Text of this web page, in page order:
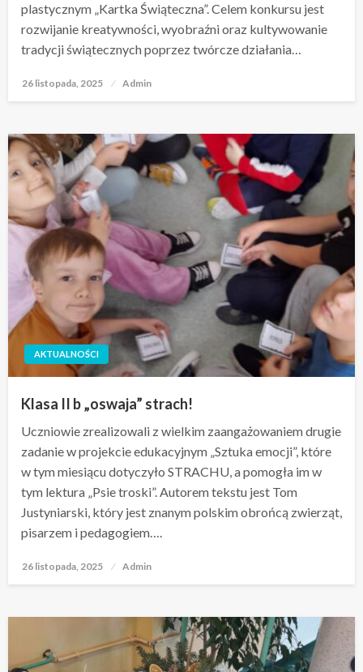
plastycznym „Kartka Świąteczna”. Celem konkursu jest
rozwijanie kreatywności, wyobraźni oraz kultywowanie
tradycji świątecznych poprzez twórcze działania…
Opublikowane
26 listopada, 2025 Admin
AKTUALNOŚCI
Klasa II b „oswaja” strach!
Uczniowie zrealizowali z wielkim zaangażowaniem drugie
zadanie w projekcie edukacyjnym „Sztuka emocji”, które
w tym miesiącu dotyczyło STRACHU, a pomogła im w
tym lektura „Psie troski”. Autorem tekstu jest Tom
Justyniarski, który jest znanym polskim obrońcą zwierząt,
pisarzem i pedagogiem….
Opublikowane
26 listopada, 2025 Admin